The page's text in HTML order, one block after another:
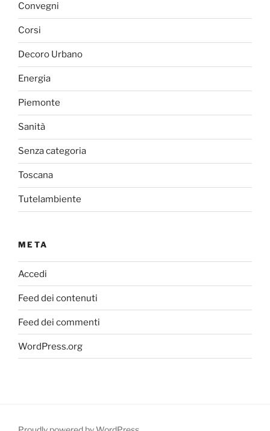
Convegni
Corsi
Decoro Urbano
Energia
Piemonte
Sanità
Senza categoria
Toscana
Tutelambiente
META
Accedi
Feed dei contenuti
Feed dei commenti
WordPress.org